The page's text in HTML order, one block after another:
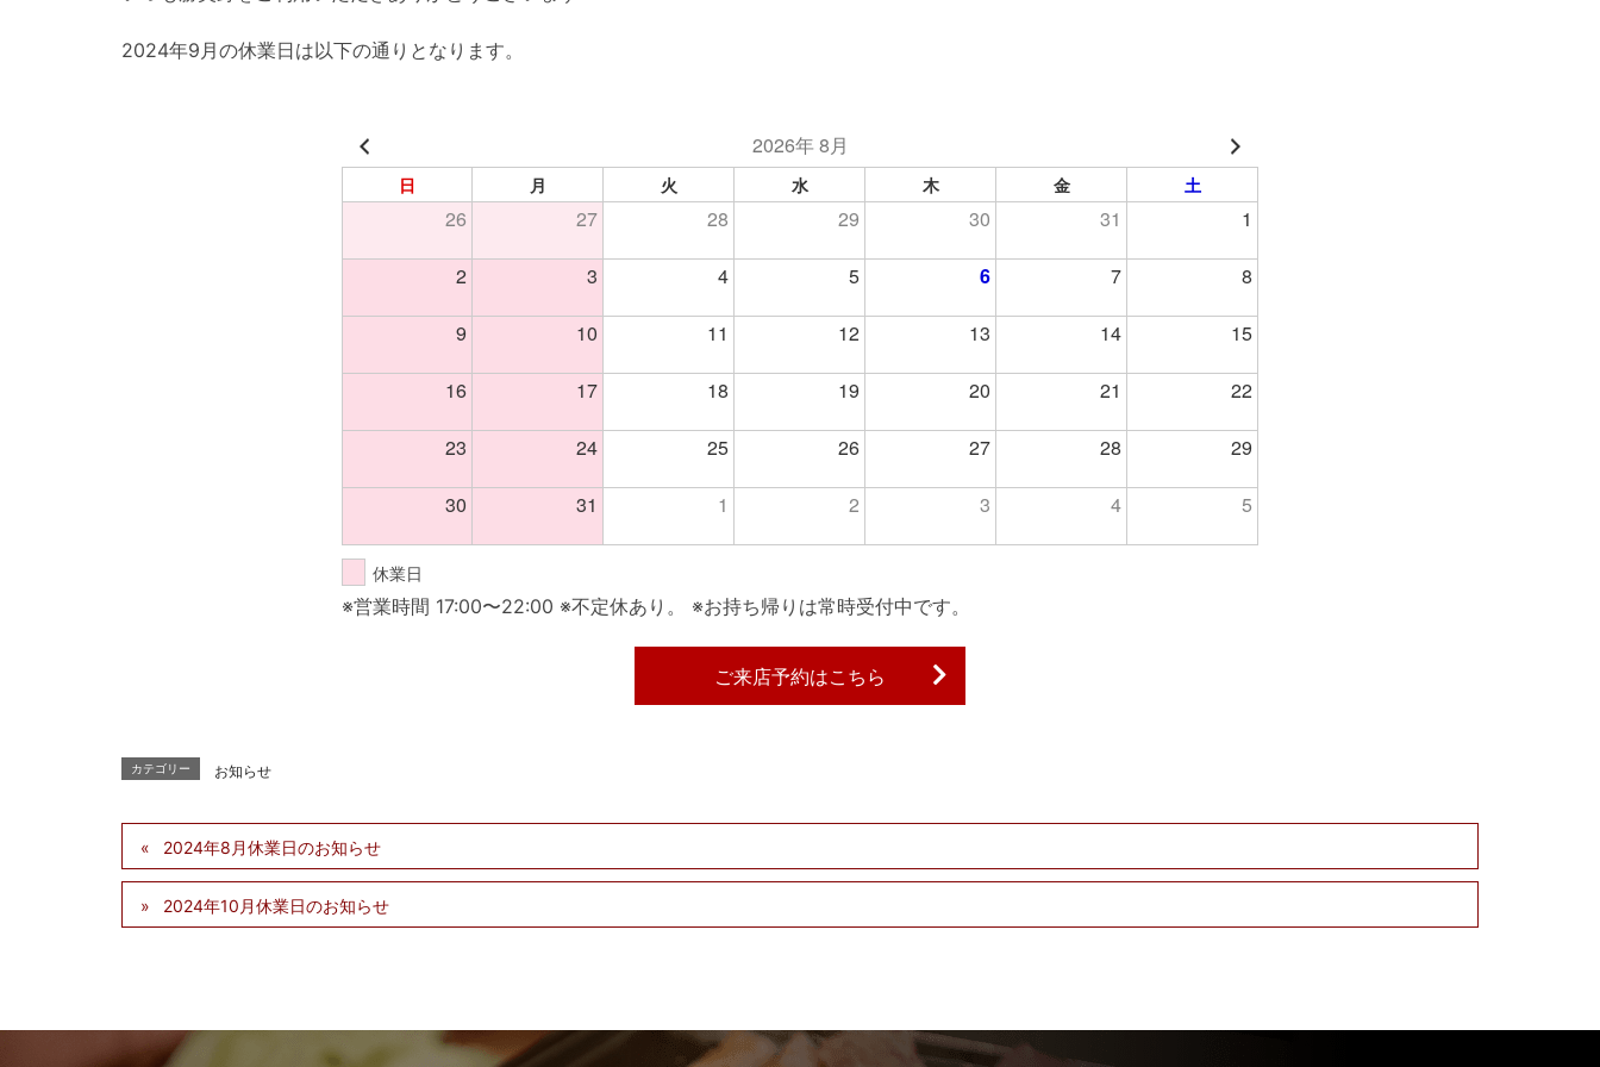
2024年9月の休業日は以下の通りとなります。
2026年 8月
日 月 火 水 木 金 土
26 27 28 29 30 31 1
2 3 4 5 6 7 8
9 10 11 12 13 14 15
16 17 18 19 20 21 22
23 24 25 26 27 28 29
30 31 1 2 3 4 5
休業日
※営業時間 17:00〜22:00 ※不定休あり。 ※お持ち帰りは常時受付中です。
ご来店予約はこちら
カテゴリー お知らせ
2024年8月休業日のお知らせ
2024年10月休業日のお知らせ